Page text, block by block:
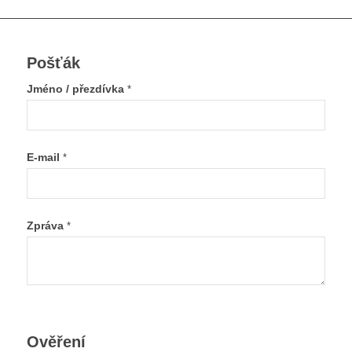
Pošťák
Jméno / přezdívka *
E-mail *
Zpráva *
Ověření